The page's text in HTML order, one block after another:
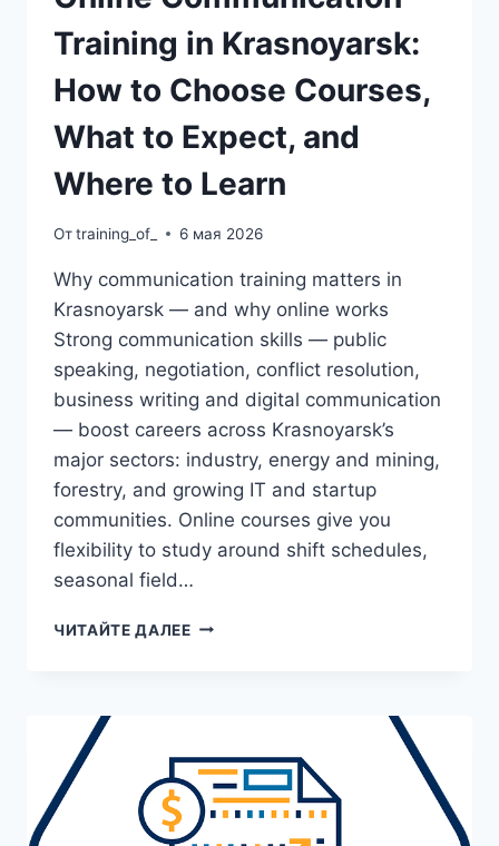
Training in Krasnoyarsk:
How to Choose Courses,
What to Expect, and
Where to Learn
Отtraining_of_ 6 мая 2026
Why communication training matters in
Krasnoyarsk — and why online works
Strong communication skills — public
speaking, negotiation, conflict resolution,
business writing and digital communication
— boost careers across Krasnoyarsk’s
major sectors: industry, energy and mining,
forestry, and growing IT and startup
communities. Online courses give you
flexibility to study around shift schedules,
seasonal field…
ЧИТАЙТЕ ДАЛЕЕONLINE
TO
CHOOSE
COURSES,
WHAT